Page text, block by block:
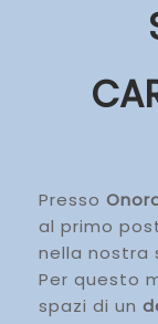
Presso
al primo
nella nostra
Per questo
spazi di un